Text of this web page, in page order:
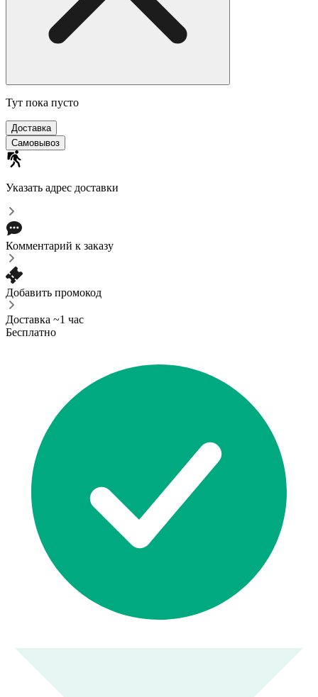
Тут пока пусто
Доставка
Самовывоз
Указать адрес доставки
Комментарий к заказу
Добавить промокод
Доставка ~1 час
Бесплатно